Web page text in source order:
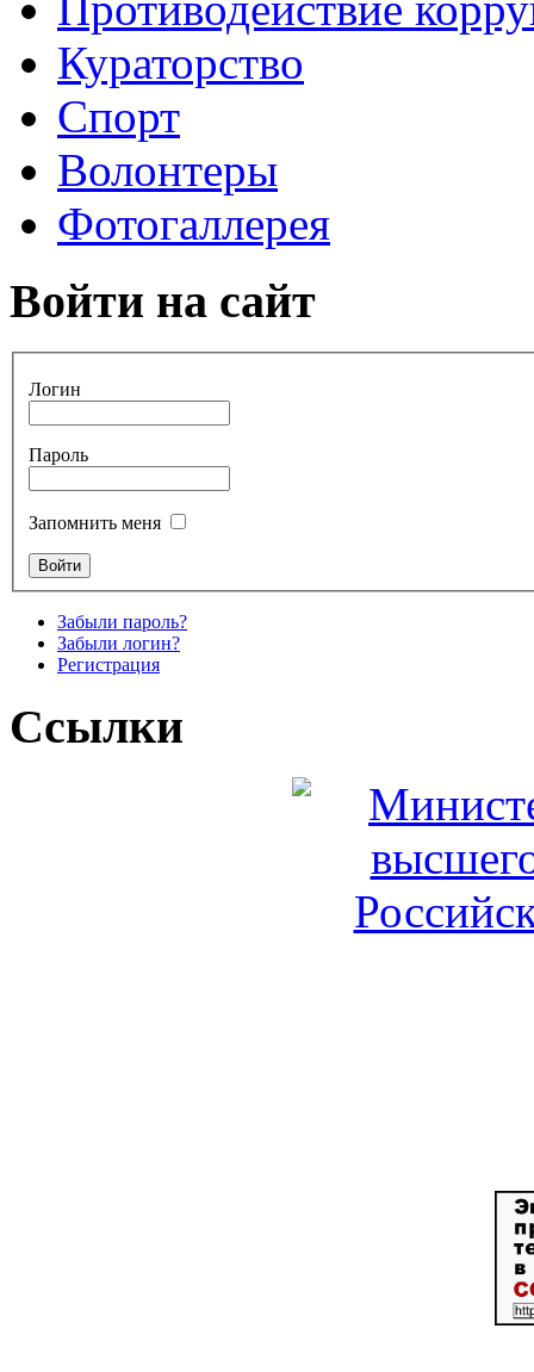
Кураторство
Спорт
Волонтеры
Фотогаллерея
Войти на сайт
Логин
Пароль
Запомнить меня
Забыли пароль?
Забыли логин?
Регистрация
Ссылки